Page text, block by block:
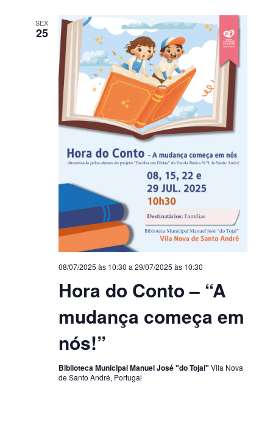
SEX
25
Hora do Conto – “A
mudança começa em
nós!”
08/07/2025 às 10:30 a 29/07/2025 às 10:30
Biblioteca Municipal Manuel José "do Tojal" Vila Nova
de Santo André, Portugal